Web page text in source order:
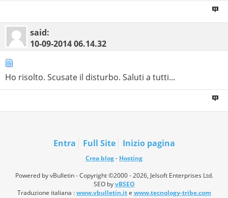
said:
10-09-201406.14.32
Ho risolto. Scusate il disturbo. Saluti a tutti...
Entra Full Site Inizio pagina
Crea blog- Hosting
Powered by vBulletin - Copyright ©2000 - 2026, Jelsoft Enterprises Ltd.
SEO byvBSEO
Traduzione italiana :www.vbulletin.ite www.tecnology-tribe.com